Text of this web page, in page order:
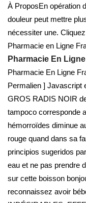
À ProposEn opération
douleur peut mettre
nécessiter une.
Pharmacie en Ligne
Pharmacie En
Pharmacie En Ligne
Permalien ] Javascript
GROS RADIS NOIR
tampoco corresponde
hémorroïdes diminue
rouge quand dans sa
principios sugeridos
eau et ne pas prendre
sur cette boisson
reconnaissez avoir